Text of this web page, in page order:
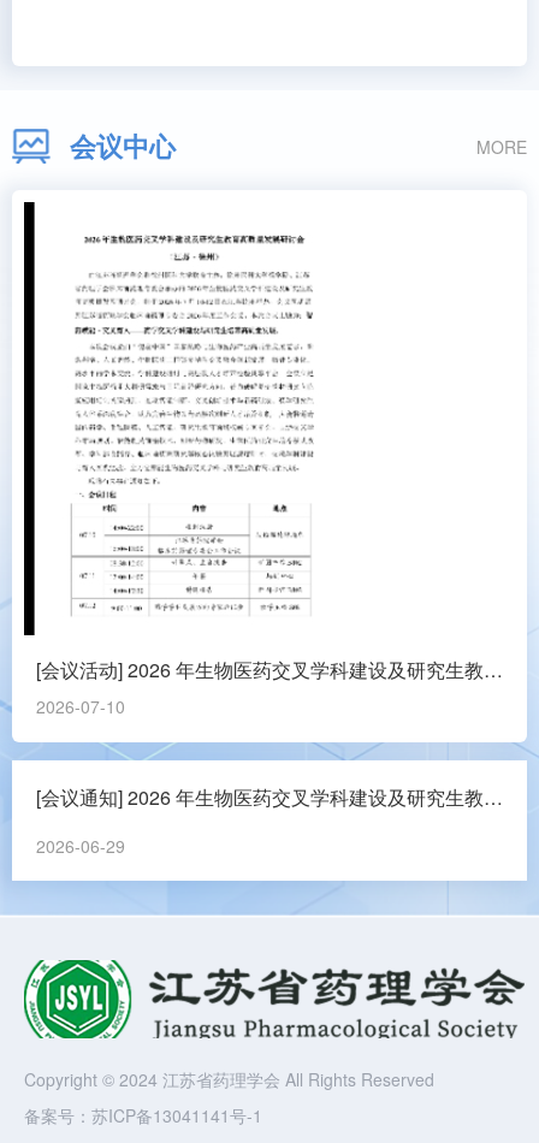
会议中心 MORE
[会议活动] 2026 年生物医药交叉学科建设及研究生教育高质量发展研讨会
2026-07-10
[会议通知] 2026 年生物医药交叉学科建设及研究生教育高质量发展研讨会
2026-06-29
Copyright © 2024 江苏省药理学会 All Rights Reserved
备案号： 苏ICP备13041141号-1